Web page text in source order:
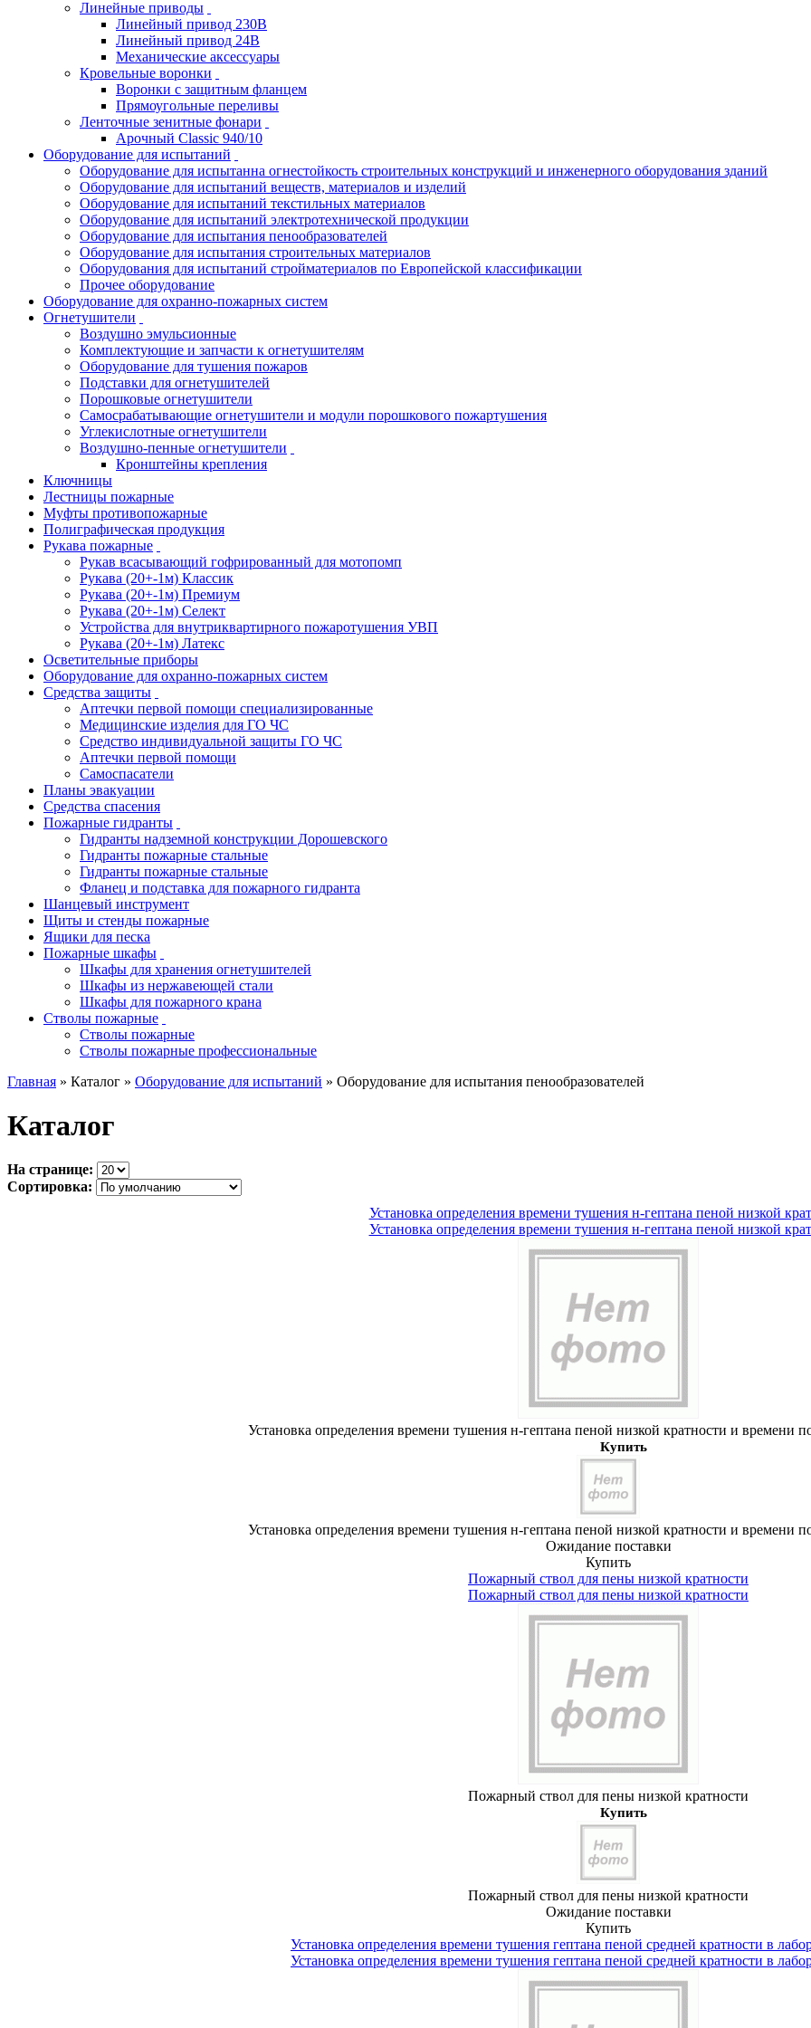
Линейные приводы
Линейный привод 230В
Линейный привод 24В
Механические аксессуары
Кровельные воронки
Воронки с защитным фланцем
Прямоугольные переливы
Ленточные зенитные фонари
Арочный Classic 940/10
Оборудование для испытаний
Оборудование для испытанна огнестойкость строительных конструкций и инженерного оборудования зданий
Оборудование для испытаний веществ, материалов и изделий
Оборудование для испытаний текстильных материалов
Оборудование для испытаний электротехнической продукции
Оборудование для испытания пенообразователей
Оборудование для испытания строительных материалов
Оборудования для испытаний стройматериалов по Европейской классификации
Прочее оборудование
Оборудование для охранно-пожарных систем
Огнетушители
Воздушно эмульсионные
Комплектующие и запчасти к огнетушителям
Оборудование для тушения пожаров
Подставки для огнетушителей
Порошковые огнетушители
Самосрабатывающие огнетушители и модули порошкового пожартушения
Углекислотные огнетушители
Воздушно-пенные огнетушители
Кронштейны крепления
Ключницы
Лестницы пожарные
Муфты противопожарные
Полиграфическая продукция
Рукава пожарные
Рукав всасывающий гофрированный для мотопомп
Рукава (20+-1м) Классик
Рукава (20+-1м) Премиум
Рукава (20+-1м) Селект
Устройства для внутриквартирного пожаротушения УВП
Рукава (20+-1м) Латекс
Осветительные приборы
Оборудование для охранно-пожарных систем
Средства защиты
Аптечки первой помощи специализированные
Медицинские изделия для ГО ЧС
Средство индивидуальной защиты ГО ЧС
Аптечки первой помощи
Самоспасатели
Планы эвакуации
Средства спасения
Пожарные гидранты
Гидранты надземной конструкции Дорошевского
Гидранты пожарные стальные
Гидранты пожарные стальные
Фланец и подставка для пожарного гидранта
Шанцевый инструмент
Щиты и стенды пожарные
Ящики для песка
Пожарные шкафы
Шкафы для хранения огнетушителей
Шкафы из нержавеющей стали
Шкафы для пожарного крана
Стволы пожарные
Стволы пожарные
Стволы пожарные профессиональные
Главная » Каталог » Оборудование для испытаний » Оборудование для испытания пенообразователей
Каталог
На странице:
Сортировка:
Установка определения времени тушения н-гептана пеной низкой
Установка определения времени тушения н-гептана пеной низкой
Установка определения времени тушения н-гептана пеной низкой кратности и времени
Купить
Установка определения времени тушения н-гептана пеной низкой кратности и времени
Ожидание поставки
Купить
Пожарный ствол для пены низкой кратности
Пожарный ствол для пены низкой кратности
Пожарный ствол для пены низкой кратности
Купить
Пожарный ствол для пены низкой кратности
Ожидание поставки
Купить
Установка определения времени тушения гептана пеной средней кратности в
Установка определения времени тушения гептана пеной средней кратности в